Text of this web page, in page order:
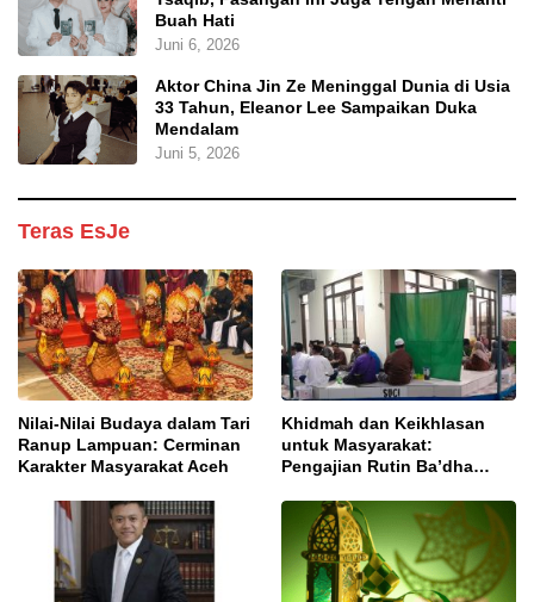
Buah Hati
Juni 6, 2026
Aktor China Jin Ze Meninggal Dunia di Usia
33 Tahun, Eleanor Lee Sampaikan Duka
Mendalam
Juni 5, 2026
Teras EsJe
Nilai-Nilai Budaya dalam Tari
Ranup Lampuan: Cerminan
Karakter Masyarakat Aceh
Khidmah dan Keikhlasan
untuk Masyarakat:
Pengajian Rutin Ba’dha